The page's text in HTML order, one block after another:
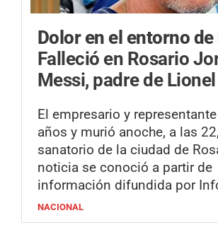
Dolor en el entorno
Falleció en Rosario
Messi, padre de
El empresario y
años y murió anoche, a las
sanatorio de la ciudad de
noticia se conoció a partir de
información difundida por
NACIONAL